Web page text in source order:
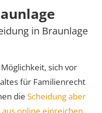
in Braunlage
sich vor
für Familienrecht
die Scheidung aber
online einreichen.